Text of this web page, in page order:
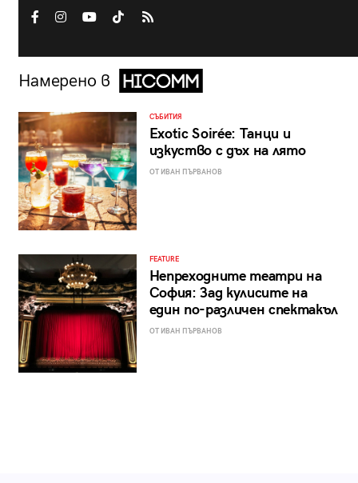
Намерено в
СЪБИТИЯ
Exotic Soirée: Танци и
изкуство с дъх на лято
ОТ ИВАН ПЪРВАНОВ
FEATURE
Непреходните театри на
София: Зад кулисите на
един по-различен спектакъл
ОТ ИВАН ПЪРВАНОВ